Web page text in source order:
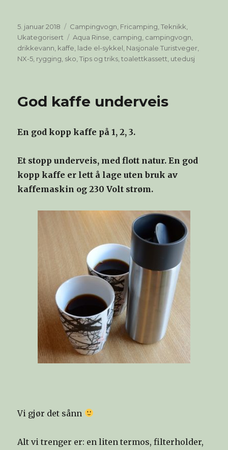
Publisert
5. januar 2018 Kategorier
Campingvogn Fricamping ,Teknikk
Ukategorisert
Stikkord
Aqua Rinse camping campingvogn
drikkevann kaffe lade el-sykkel Nasjonale Turistveger
NX-5 rygging sko ,Tips og triks ,toalettkassett utedusj
God kaffe underveis
En god kopp kaffe på 1, 2, 3.
Et stopp underveis, med flott natur. En god
kopp kaffe er lett å lage uten bruk av
kaffemaskin og 230 Volt strøm.
Vi gjør det sånn
Alt vi trenger er: en liten termos, filterholder,